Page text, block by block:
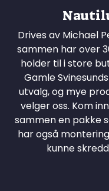
Drives av Michael
sammen har over
holder til i store
Gamle
utvalg, og mye
velger oss. Kom
sammen en pakke
har også
kunne